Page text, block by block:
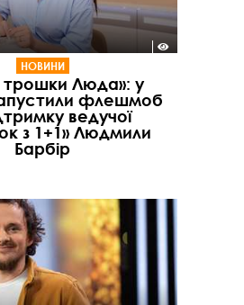
НОВИНИ
трошки Люда»: у
флешмоб
ведучої
з 1+1» Людмили
Барбір